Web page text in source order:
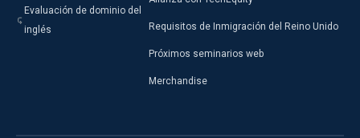
Evaluación de dominio del
inglés
Requisitos de Inmigración del Reino Unido
Próximos seminarios web
Merchandise